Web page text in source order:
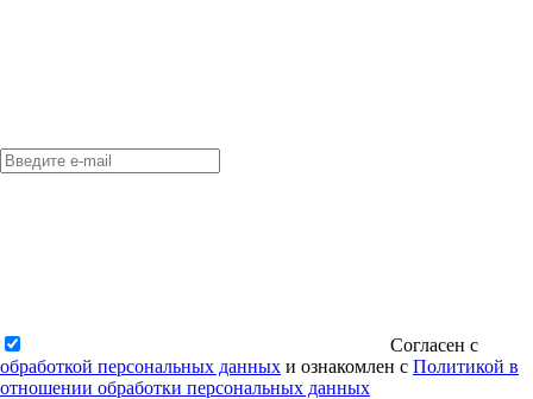
Согласен с
обработкой персональных данных и ознакомлен с Политикой в
отношении обработки персональных данных